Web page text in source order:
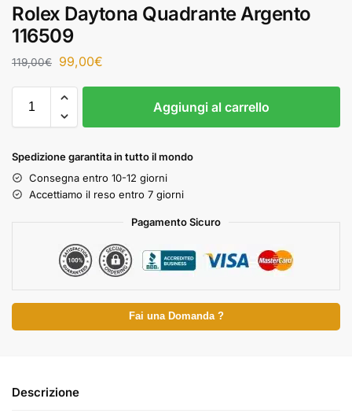
Rolex Daytona Quadrante Argento
116509
119,00€ 99,00€
Aggiungi al carrello
Spedizione garantita in tutto il mondo
Consegna entro 10-12 giorni
Accettiamo il reso entro 7 giorni
Pagamento Sicuro
Fai una Domanda ?
Descrizione